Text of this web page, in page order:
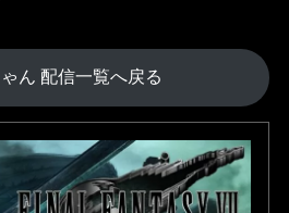
ん 配信一覧へ戻る